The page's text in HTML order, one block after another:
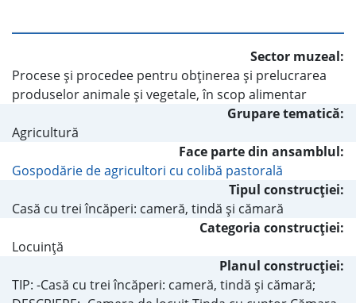
Sector muzeal:
Procese şi procedee pentru obţinerea şi prelucrarea
produselor animale şi vegetale, în scop alimentar
Grupare tematică:
Agricultură
Face parte din ansamblul:
Gospodărie de agricultori cu colibă pastorală
Tipul construcţiei:
Casă cu trei încăperi: cameră, tindă şi cămară
Categoria construcţiei:
Locuinţă
Planul construcţiei:
TIP: -Casă cu trei încăperi: cameră, tindă şi cămară;